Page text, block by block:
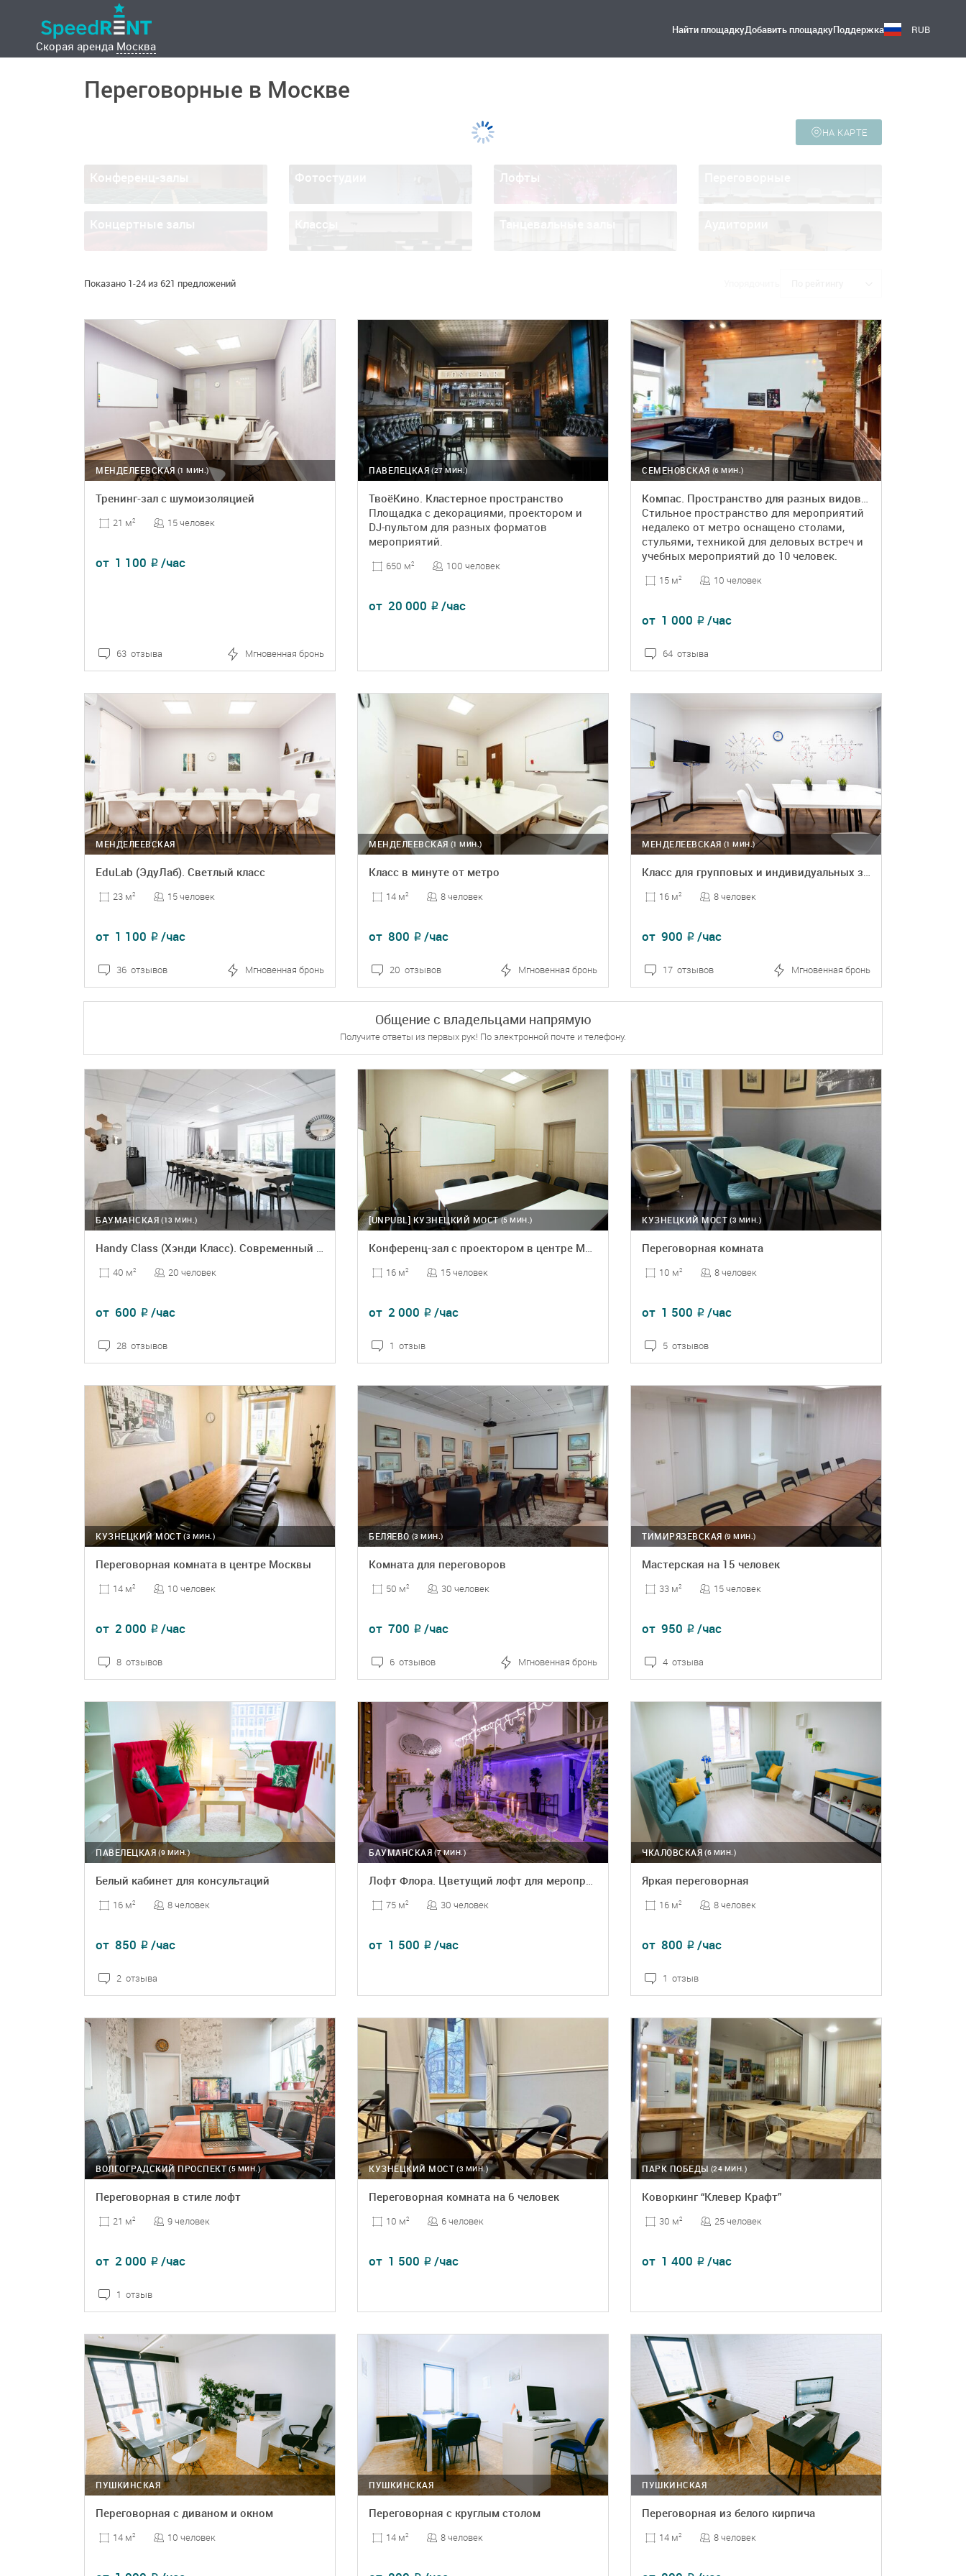
Скорая аренда Москва
Найти площадкуДобавить площадкуПоддержка RUB
Переговорные в Москве
НА КАРТЕ
Конференц-залы Фотостудии Лофты
Концертные залы Классы Танцевальные залы
Показано 1-24 из 621 предложений
(1 МИН.)
МЕНДЕЛЕЕВСКАЯ
Тренинг-зал с шумоизоляцией
21 м2 15 человек
от 1 100 ₽ /час
63 отзыва Мгновенная бронь
(27 МИН.)
ПАВЕЛЕЦКАЯ
ТвоёКино. Кластерное пространство
Площадка с декорациями, проектором и
DJ-пультом для разных форматов
мероприятий.
650 м2 100 человек
от 20 000 ₽ /час
(6 МИН.)
СЕМЕНОВСКАЯ
Компас. Пространство для разных видов мероприятий
Стильное пространство для мероприятий
недалеко от метро оснащено столами,
стульями, техникой для деловых встреч и
учебных мероприятий до 10 человек.
15 м2 10 человек
от 1 000 ₽ /час
64 отзыва
МЕНДЕЛЕЕВСКАЯ
EduLab (ЭдуЛаб). Светлый класс
23 м2 15 человек
от 1 100 ₽ /час
36 отзывов Мгновенная бронь
ПОДРОБНЕЕ БРОНЬ
(1 МИН.)
МЕНДЕЛЕЕВСКАЯ
Класс в минуте от метро
14 м2 8 человек
от 800 ₽ /час
20 отзывов Мгновенная бронь
ПОДРОБНЕЕ БРОНЬ
(1 МИН.)
МЕНДЕЛЕЕВСКАЯ
Класс для групповых и индивидуальных занятий
16 м2 8 человек
от 900 ₽ /час
17 отзывов Мгновенная бронь
ПОДРОБНЕЕ БРОНЬ
Общение с владельцами напрямую
Получите ответы из первых рук! По электронной почте и телефону.
(13 МИН.)
БАУМАНСКАЯ
Handy Class (Хэнди Класс). Современный зал
40 м2 20 человек
от 600 ₽ /час
28 отзывов
(5 МИН.)
[UNPUBL]КУЗНЕЦКИЙ МОСТ
Конференц-зал с проектором в центре Москвы
16 м2 15 человек
от 2 000 ₽ /час
1 отзыв
(3 МИН.)
КУЗНЕЦКИЙ МОСТ
Переговорная комната
10 м2 8 человек
от 1 500 ₽ /час
5 отзывов
(3 МИН.)
КУЗНЕЦКИЙ МОСТ
Переговорная комната в центре Москвы
14 м2 10 человек
от 2 000 ₽ /час
8 отзывов
(3 МИН.)
БЕЛЯЕВО
Комната для переговоров
50 м2 30 человек
от 700 ₽ /час
6 отзывов Мгновенная бронь
(9 МИН.)
ТИМИРЯЗЕВСКАЯ
Мастерская на 15 человек
33 м2 15 человек
от 950 ₽ /час
4 отзыва
(9 МИН.)
ПАВЕЛЕЦКАЯ
Белый кабинет для консультаций
16 м2 8 человек
от 850 ₽ /час
2 отзыва
(7 МИН.)
БАУМАНСКАЯ
Лофт Флора. Цветущий лофт для мероприятий
75 м2 30 человек
от 1 500 ₽ /час
(6 МИН.)
ЧКАЛОВСКАЯ
Яркая переговорная
16 м2 8 человек
от 800 ₽ /час
1 отзыв
(5 МИН.)
ВОЛГОГРАДСКИЙ ПРОСПЕКТ
Переговорная в стиле лофт
21 м2 9 человек
от 2 000 ₽ /час
1 отзыв
(3 МИН.)
КУЗНЕЦКИЙ МОСТ
Переговорная комната на 6 человек
10 м2 6 человек
от 1 500 ₽ /час
(24 МИН.)
ПАРК ПОБЕДЫ
Коворкинг “Клевер Крафт”
30 м2 25 человек
от 1 400 ₽ /час
ПУШКИНСКАЯ
Переговорная с диваном и окном
14 м2 10 человек
ПУШКИНСКАЯ
Переговорная с круглым столом
14 м2 8 человек
ПУШКИНСКАЯ
Переговорная из белого кирпича
14 м2 8 человек